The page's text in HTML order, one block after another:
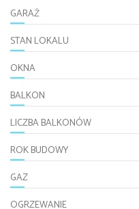
GARAŻ
STAN LOKALU
OKNA
BALKON
LICZBA BALKONÓW
ROK BUDOWY
GAZ
OGRZEWANIE